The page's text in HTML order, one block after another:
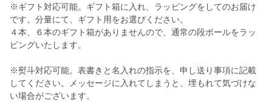
※ギフト対応可能。ギフト箱に入れ、ラッピングをしてのお届け
です。分量にて、ギフト用をお選びください。
４本、６本のギフト箱がありませんので、通常の段ボールをラッ
ピングいたします。
※熨斗対応可能。表書きと名入れの指示を、申し送り事項に記載
してください。メッセージに入れてしまうと、埋もれて気づけな
い場合がございます。